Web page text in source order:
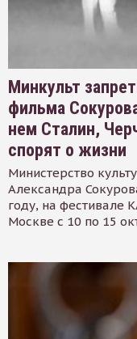
Минкульт
фильма
нем Сталин,
спорят о жизни
Министерство
Александра
году, на фестивале
Москве с 10 по 15